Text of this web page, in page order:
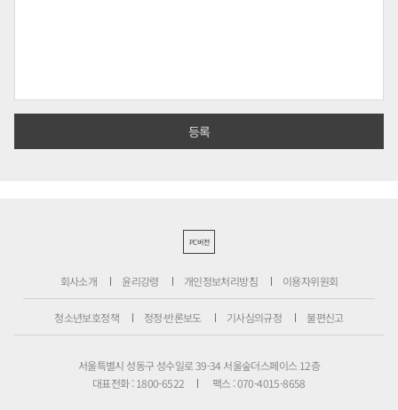
PC버전
회사소개 윤리강령 개인정보처리방침 이용자위원회
청소년보호정책 정정·반론보도 기사심의규정 불편신고
서울특별시 성동구 성수일로 39-34 서울숲더스페이스 12층
대표전화 : 1800-6522
팩스 : 070-4015-8658